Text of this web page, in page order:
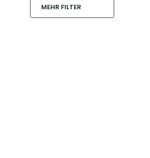
MEHR FILTER